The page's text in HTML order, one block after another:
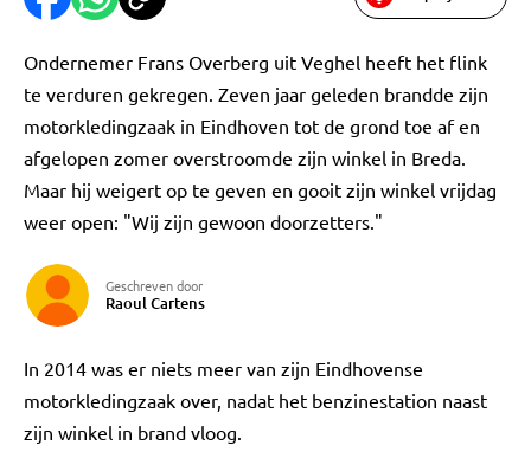
Ondernemer Frans Overberg uit Veghel heeft het flink
te verduren gekregen. Zeven jaar geleden brandde zijn
motorkledingzaak in Eindhoven tot de grond toe af en
afgelopen zomer overstroomde zijn winkel in Breda.
Maar hij weigert op te geven en gooit zijn winkel vrijdag
weer open: "Wij zijn gewoon doorzetters."
Geschreven door
Raoul Cartens
In 2014 was er niets meer van zijn Eindhovense
motorkledingzaak over, nadat het benzinestation naast
zijn winkel in brand vloog.